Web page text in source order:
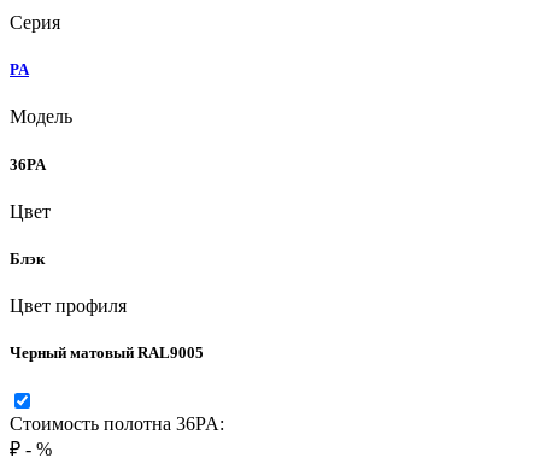
Серия
PA
Модель
36PA
Цвет
Блэк
Цвет профиля
Черный матовый RAL9005
Стоимость полотна 36PA:
₽ - %